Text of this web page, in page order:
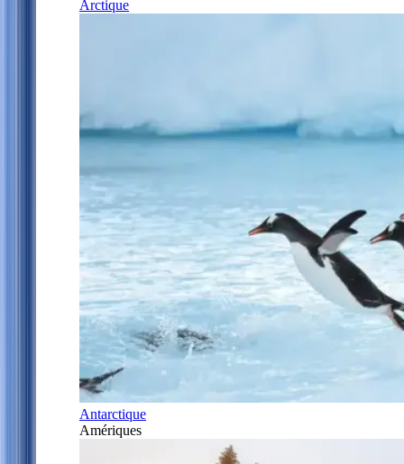
Arctique
Antarctique
Amériques